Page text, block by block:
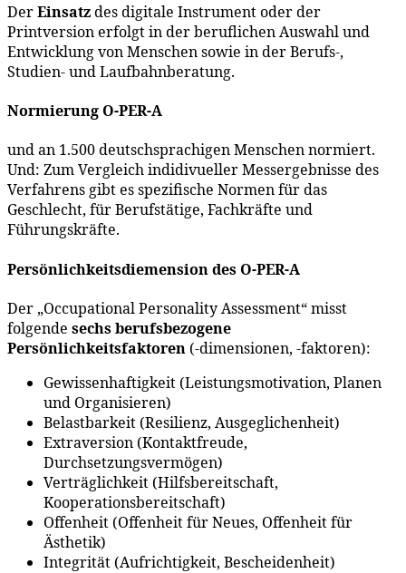
DerEinsatzdes digitale Instrument oder der
Printversion erfolgt in der beruflichen Auswahl und
Entwicklung von Menschen sowie in der Berufs-,
Studien- und Laufbahnberatung.
Normierung O-PER-A
und an 1.500 deutschsprachigen Menschen normiert.
Und: Zum Vergleich indidivueller Messergebnisse des
Verfahrens gibt es spezifische Normen für das
Geschlecht, für Berufstätige, Fachkräfte und
Führungskräfte.
Persönlichkeitsdiemension des O-PER-A
Der „Occupational Personality Assessment“ misst
folgende sechs berufsbezogene
Persönlichkeitsfaktoren (-dimensionen, -faktoren):
Gewissenhaftigkeit (Leistungsmotivation, Planen
und Organisieren)
Belastbarkeit (Resilienz, Ausgeglichenheit)
Extraversion (Kontaktfreude,
Durchsetzungsvermögen)
Verträglichkeit (Hilfsbereitschaft,
Kooperationsbereitschaft)
Offenheit (Offenheit für Neues, Offenheit für
Ästhetik)
Integrität (Aufrichtigkeit, Bescheidenheit)